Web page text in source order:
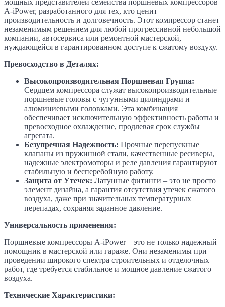
A-iPower, разработанного для тех, кто ценит
производительность и долговечность. Этот компрессор станет
незаменимым решением для любой прогрессивной небольшой
компании, автосервиса или ремонтной мастерской,
нуждающейся в гарантированном доступе к сжатому воздуху.
Превосходство в Деталях:
Высокопроизводительная Поршневая Группа:
Сердцем компрессора служат высокопроизводительные
поршневые головы с чугунными цилиндрами и
алюминиевыми головками. Эта комбинация
обеспечивает исключительную эффективность работы и
превосходное охлаждение, продлевая срок службы
агрегата.
Безупречная Надежность: Прочные перепускные
клапаны из пружинной стали, качественные ресиверы,
надежные электромоторы и реле давления гарантируют
стабильную и бесперебойную работу.
Защита от Утечек: Латунные фитинги – это не просто
элемент дизайна, а гарантия отсутствия утечек сжатого
воздуха, даже при значительных температурных
перепадах, сохраняя заданное давление.
Универсальность применения:
Поршневые компрессоры A-iPower – это не только надежный
помощник в мастерской или гараже. Они незаменимы при
проведении широкого спектра строительных и отделочных
работ, где требуется стабильное и мощное давление сжатого
воздуха.
Технические Характеристики: